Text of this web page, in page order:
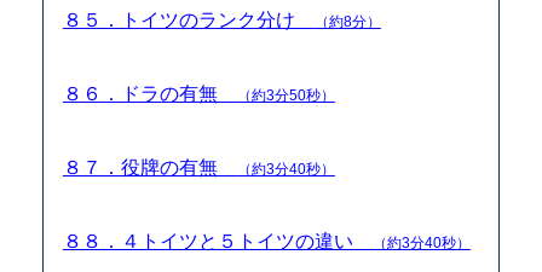
８５．トイツのランク分け （約8分）
８６．ドラの有無 （約3分50秒）
８７．役牌の有無 （約3分40秒）
８８．４トイツと５トイツの違い （約3分40秒）